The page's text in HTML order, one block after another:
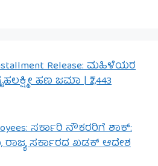
Release: ಮಹಿಳೆಯರ
ಹಣ ಜಮಾ | ₹2,443
ಸರ್ಕಾರಿ ನೌಕರರಿಗೆ ಶಾಕ್:
ಸರ್ಕಾರದ ಖಡಕ್ ಆದೇಶ